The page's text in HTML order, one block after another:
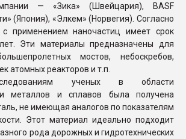
— «Зика» (Швейцария), BASF
(Япония), «Элкем» (Норвегия). Согласно
с применением наночастиц имеет срок
Эти материалы предназначены для
мостов, небоскребов,
атомных реакторов и т.п.
ученых в области
металлов и сплавов была получена
не имеющая аналогов по показателям
Этот материал идеально подходит
рода дорожных и гидротехнических